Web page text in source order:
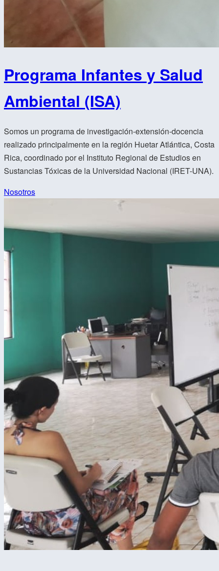
Programa Infantes y Salud
Ambiental (ISA)
Somos un programa de investigación-extensión-docencia
realizado principalmente en la región Huetar Atlántica, Costa
Rica, coordinado por el Instituto Regional de Estudios en
Sustancias Tóxicas de la Universidad Nacional (IRET-UNA).
Nosotros